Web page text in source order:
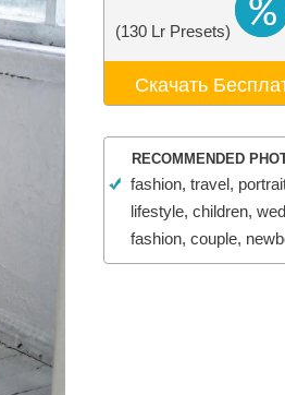
Video Editing Services(130 Lr Presets)
Скачать
RECOMMENDED
fashion, travel,
lifestyle, children,
fashion, couple,